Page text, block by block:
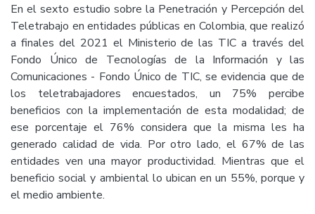
En el sexto estudio sobre la Penetración y Percepción del
Teletrabajo en entidades públicas en Colombia, que realizó
a finales del 2021 el Ministerio de las TIC a través del
Fondo Único de Tecnologías de la Información y las
Comunicaciones - Fondo Único de TIC, se evidencia que de
los teletrabajadores encuestados, un 75% percibe
beneficios con la implementación de esta modalidad; de
ese porcentaje el 76% considera que la misma les ha
generado calidad de vida. Por otro lado, el 67% de las
entidades ven una mayor productividad. Mientras que el
beneficio social y ambiental lo ubican en un 55%, porque y
el medio ambiente.